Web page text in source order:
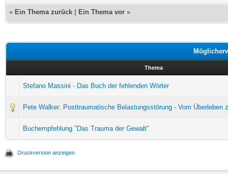
« Ein Thema zurück Ein Thema vor »
Thema
Stefano Massini - Das Buch der fehlenden Wörter
Pete Walker: Posttraumatische Belastungsstörung - Vom Überleben
Buchempfehlung "Das Trauma der Gewalt"
Druckversion anzeigen